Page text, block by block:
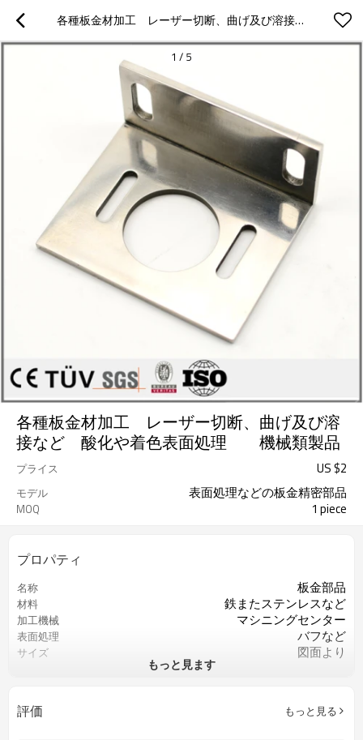
各種板金材加工　レーザー切断、曲げ及び溶接など　酸化や着色表面処理　　機械類製品
1 / 5
各種板金材加工 レーザー切断、曲げ及び溶
接など 酸化や着色表面処理 機械類製品
プライス US $2
モデル 表面処理などの板金精密部品
MOQ 1 piece
プロパティ
名称 板金部品
材料 鉄またステンレスなど
加工機械 マシニングセンター
表面処理 バフなど
サイズ 図面より
色
QCコントロール 重要な寸法の100％検査
もっと見ます
評価 もっと見る